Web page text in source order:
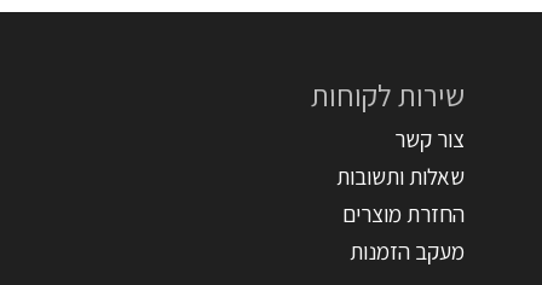
שירות לקוחות
צור קשר
שאלות ותשובות
החזרת מוצרים
מעקב הזמנות